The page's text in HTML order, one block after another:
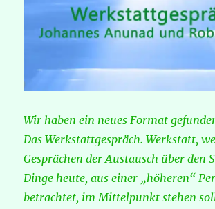
Wir haben ein neues Format
Das Werkstattgespräch. Werkstatt,
Gesprächen der Austausch über den
Dinge heute, aus einer „höheren“
betrachtet, im Mittelpunkt stehen